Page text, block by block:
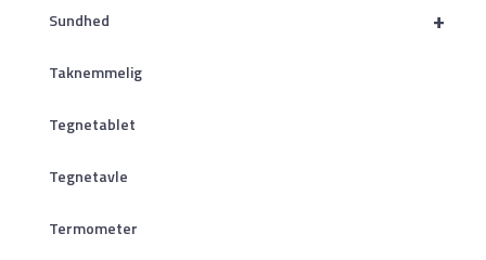
+
Sundhed
Taknemmelig
Tegnetablet
Tegnetavle
Termometer